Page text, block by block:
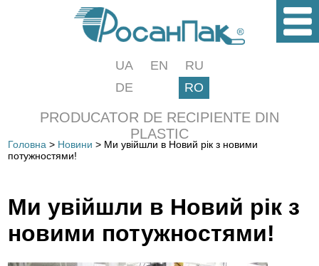
UA EN
RU
DE
RO
PRODUCATOR DE RECIPIENTE DIN
PLASTIC
Головна > Новини > Ми увійшли в Новий рік з новими
потужностями!
Ми увійшли в Новий рік з
новими потужностями!